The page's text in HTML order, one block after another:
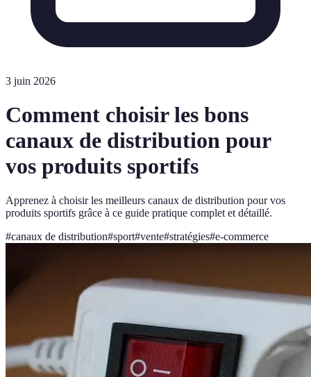
3 juin 2026
Comment choisir les bons
canaux de distribution pour
vos produits sportifs
Apprenez à choisir les meilleurs canaux de distribution pour vos
produits sportifs grâce à ce guide pratique complet et détaillé.
#canaux de distribution#sport#vente#stratégies#e-commerce